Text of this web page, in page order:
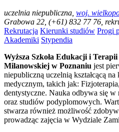
uczelnia niepubliczna woj.
Grabowa 22, (+61) 832 77 76,
Rekrutacja Kierunki studiów Progi
Akademiki Stypendia
Wyższa Szkoła Edukacji i
Milanowskiej w Poznaniu jest
niepubliczną uczelnią kształcącą
medycznym, takich jak:
dentystyczne. Nauka odbywa się
oraz studiów podyplomowych.
stwarza również możliwość
prowadząc zajęcia w Wydziale